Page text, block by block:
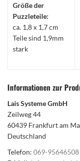
Größe der
Puzzleteile:
ca. 1,8 x 1,7 cm
Teile sind 1,9mm
stark
Informationen zur
Lais Systeme GmbH
Zeilweg 44
60439 Frankfurt am
Deutschland
Telefon: 069-95646508